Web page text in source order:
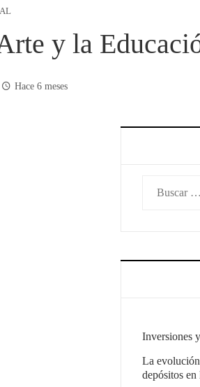
y la
Hace 6 meses
Inversiones
La
depósitos en